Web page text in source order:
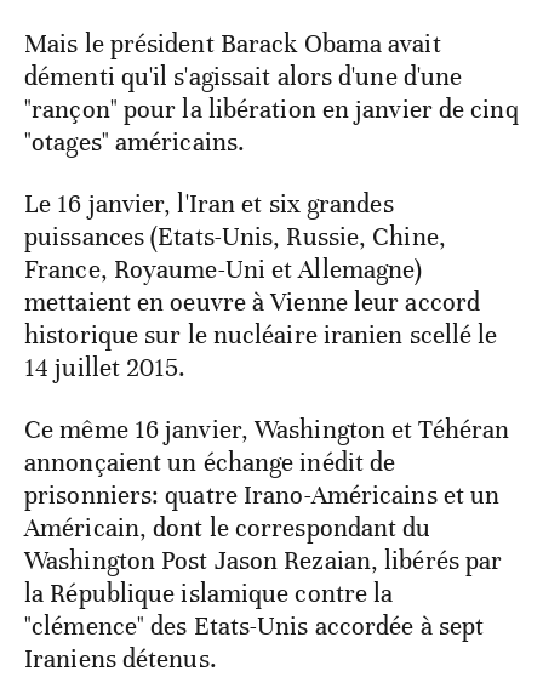
Mais le président Barack Obama avait
démenti qu'il s'agissait alors d'une d'une
"rançon" pour la libération en janvier de cinq
"otages" américains.
Le 16 janvier, l'Iran et six grandes
puissances (Etats-Unis, Russie, Chine,
France, Royaume-Uni et Allemagne)
mettaient en oeuvre à Vienne leur accord
historique sur le nucléaire iranien scellé le
14 juillet 2015.
Ce même 16 janvier, Washington et Téhéran
annonçaient un échange inédit de
prisonniers: quatre Irano-Américains et un
Américain, dont le correspondant du
Washington Post Jason Rezaian, libérés par
la République islamique contre la
"clémence" des Etats-Unis accordée à sept
Iraniens détenus.